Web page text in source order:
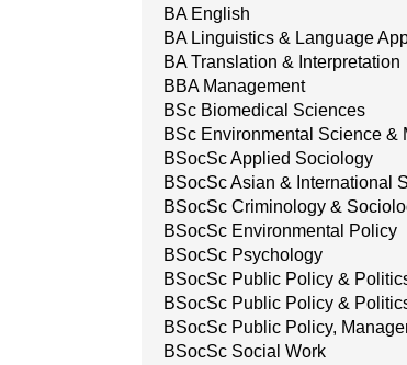
BA English
BA Linguistics & Language
BA Translation & Interpretation
BBA Management
BSc Biomedical Sciences
BSc Environmental Science &
BSocSc Applied Sociology
BSocSc Asian & International
BSocSc Criminology &
BSocSc Environmental Policy
BSocSc Psychology
BSocSc Public Policy &
BSocSc Public Policy &
BSocSc Public Policy,
BSocSc Social Work